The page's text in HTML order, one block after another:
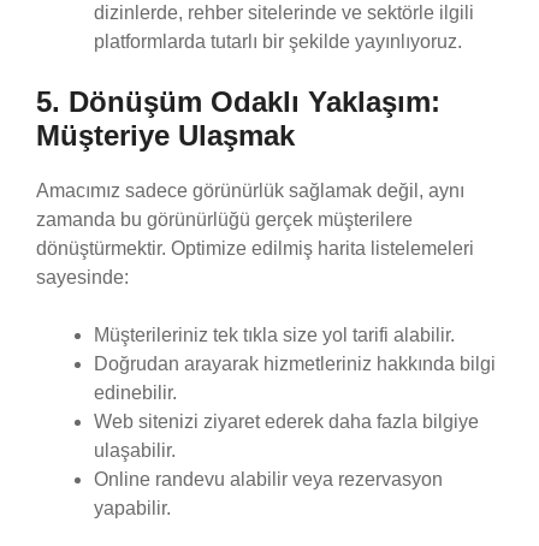
dizinlerde, rehber sitelerinde ve sektörle ilgili
platformlarda tutarlı bir şekilde yayınlıyoruz.
5. Dönüşüm Odaklı Yaklaşım:
Müşteriye Ulaşmak
Amacımız sadece görünürlük sağlamak değil, aynı
zamanda bu görünürlüğü gerçek müşterilere
dönüştürmektir. Optimize edilmiş harita listelemeleri
sayesinde:
Müşterileriniz tek tıkla size yol tarifi alabilir.
Doğrudan arayarak hizmetleriniz hakkında bilgi
edinebilir.
Web sitenizi ziyaret ederek daha fazla bilgiye
ulaşabilir.
Online randevu alabilir veya rezervasyon
yapabilir.